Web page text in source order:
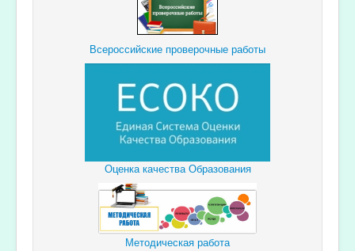
Всероссийские проверочные работы
Оценка качества Образования
Методическая работа